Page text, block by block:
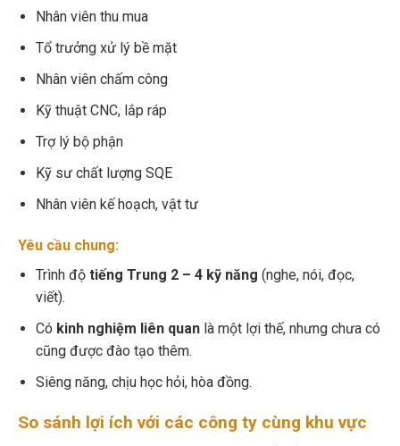
Nhân viên thu mua
Tổ trưởng xử lý bề mặt
Nhân viên chấm công
Kỹ thuật CNC, lắp ráp
Trợ lý bộ phận
Kỹ sư chất lượng SQE
Nhân viên kế hoạch, vật tư
Yêu cầu chung:
Trình độ tiếng Trung 2 – 4 kỹ năng (nghe, nói, đọc,
viết).
Có kinh nghiệm liên quan là một lợi thế, nhưng chưa có
cũng được đào tạo thêm.
Siêng năng, chịu học hỏi, hòa đồng.
So sánh lợi ích với các công ty cùng khu vực